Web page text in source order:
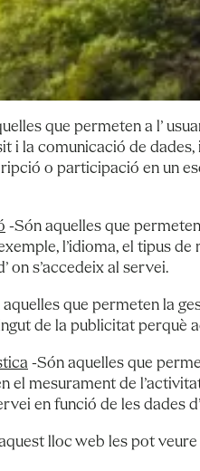
que només interessa
un tipus de cookies en
i que pot anar d’uns
es tractin les dades
que permeten a l’
i la comunicació de
o participació en un
-Són aquelles que
l’idioma, el tipus
on s’accedeix al servei.
aquelles que permeten la
de la publicitat perquè
-Són aquelles que
el mesurament de
en funció de les dades
lloc web les pot